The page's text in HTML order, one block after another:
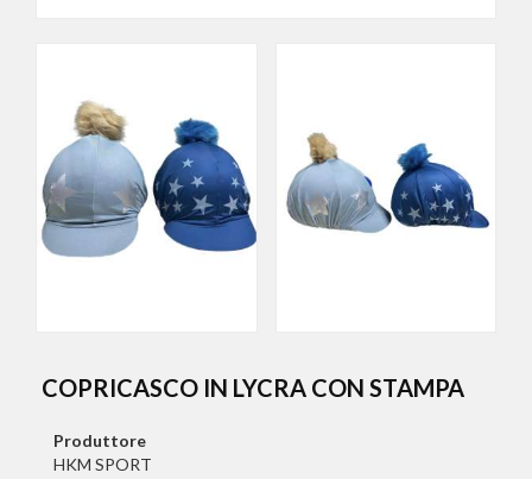
COPRICASCO IN LYCRA CON STAMPA
Produttore
HKM SPORT